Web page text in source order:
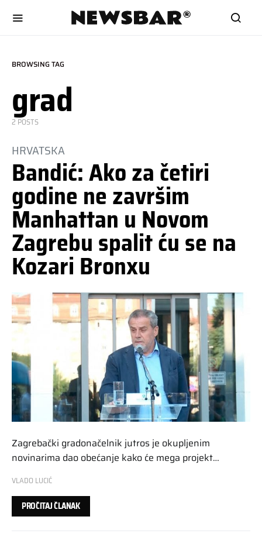
BROWSING TAG
grad
2 POSTS
HRVATSKA
Bandić: Ako za četiri
godine ne završim
Manhattan u Novom
Zagrebu spalit ću se na
Kozari Bronxu
Zagrebački gradonačelnik jutros je okupljenim
novinarima dao obećanje kako će mega projekt…
VLADO LUCIĆ
PROČITAJ ČLANAK